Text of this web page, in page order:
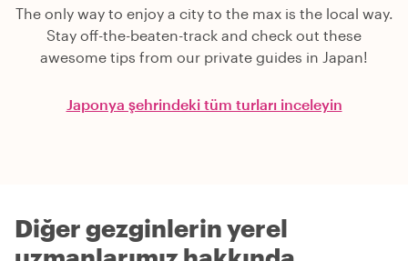
The only way to enjoy a city to the max is the local way.
Stay off-the-beaten-track and check out these
awesome tips from our private guides in Japan!
Japonya şehrindeki tüm turları inceleyin
Diğer gezginlerin yerel